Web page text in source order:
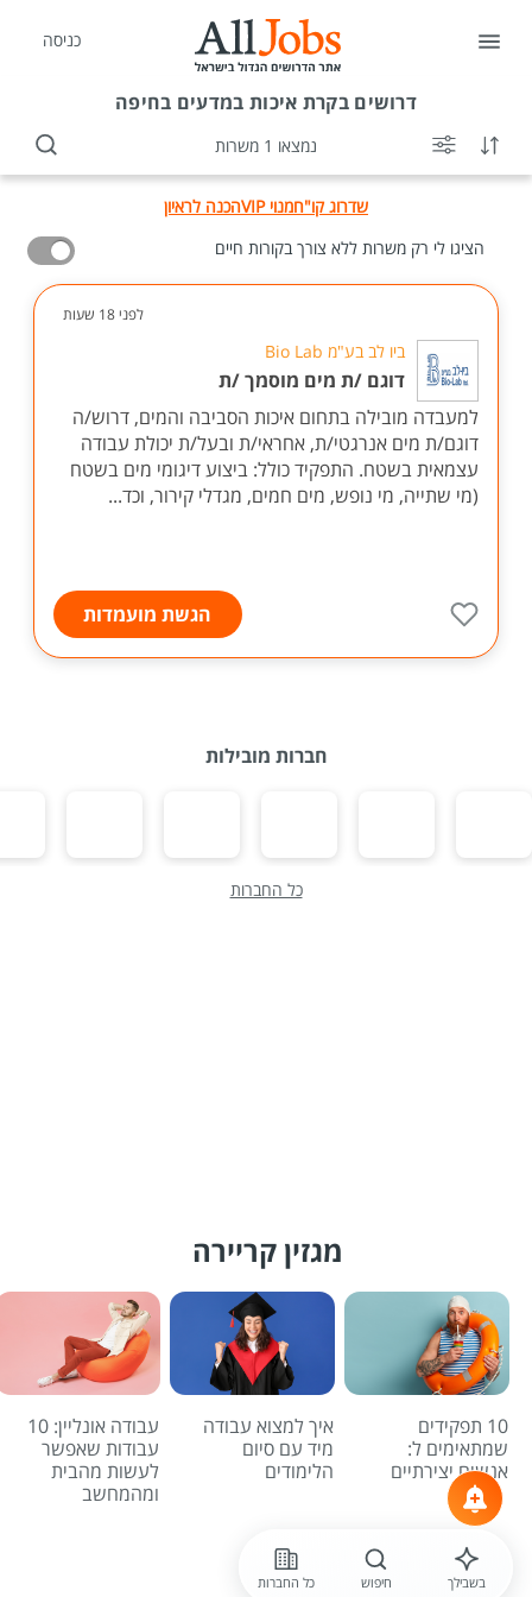
כניסה
דרושיםבקרת איכות במדעים בחיפה
נמצאו 1 משרות
שדרוג קו"חמנוי VIP
הכנה לראיון
הציגו לי רק משרות ללא צורך בקורות חיים
לפני 18 שעות
ביו לב בע"מ Bio Lab
דוגם /ת מים מוסמך /ת
למעבדה מובילה בתחום איכות הסביבה והמים, דרוש/ה
דוגם/ת מים אנרגטי/ת, אחראי/ת ובעל/ת יכולת עבודה
עצמאית בשטח. התפקיד כולל: ביצוע דיגומי מים בשטח
(מי שתייה, מי נופש, מים חמים, מגדלי קירור, וכד...
הגשת מועמדות
חברות מובילות
כל החברות
מגזין קריירה
10 תפקידים
שמתאימים ל:
אנשים יצירתיים
איך למצוא עבודה
מיד עם סיום
הלימודים
עבודה אונליין: 10
עבודות שאפשר
לעשות מהבית
ומהמחשב
לכל הכתבות
בשבילך חיפוש כל החברות